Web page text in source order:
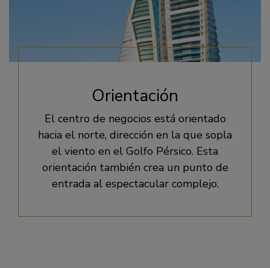
Orientación
El centro de negocios está orientado
hacia el norte, dirección en la que sopla
el viento en el Golfo Pérsico. Esta
orientación también crea un punto de
entrada al espectacular complejo.